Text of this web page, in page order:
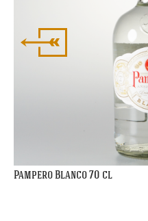
Pampero Blanco 70 cl